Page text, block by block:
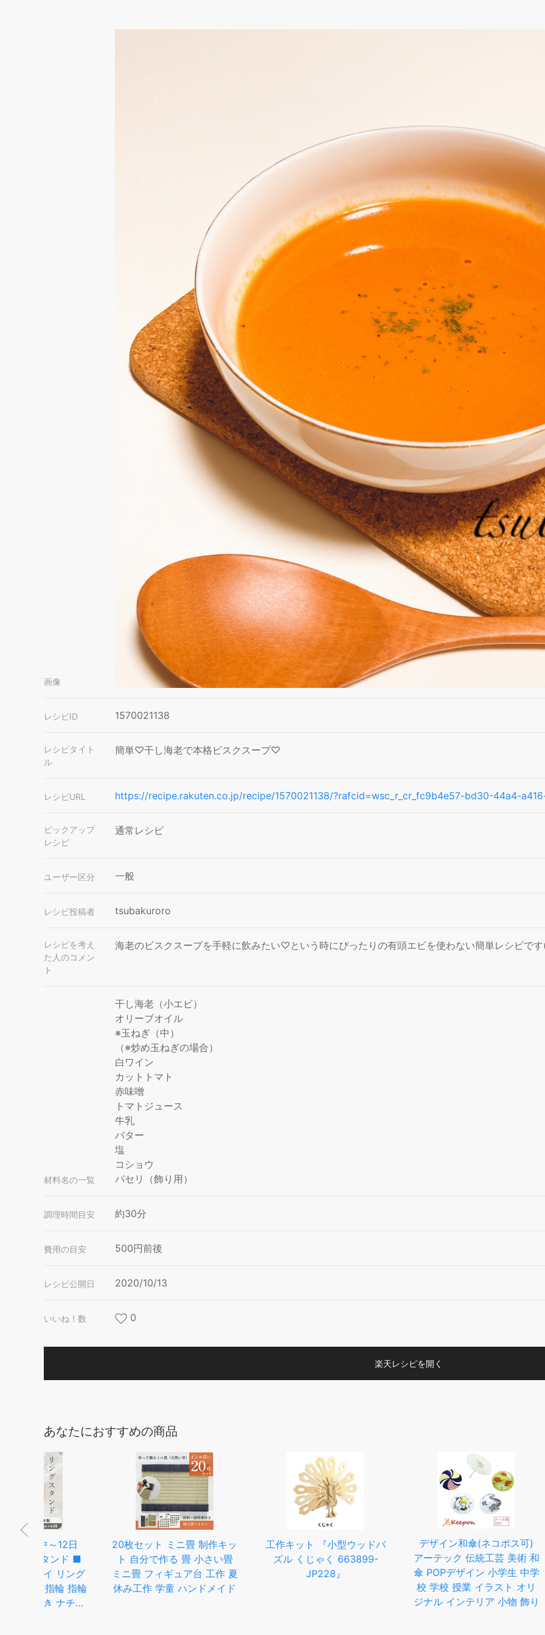
画像
レシピID 1570021138
レシピタイト
ル
簡単♡干し海老で本格ビスクスープ♡
レシピURL https://recipe.rakuten.co.jp/recipe/1570021138/?rafcid=wsc_r_cr_fc9b4e57-bd30-44a4-
ピックアップ
レシピ
通常レシピ
ユーザー区分 一般
レシピ投稿者 tsubakuroro
レシピを考え
た人のコメン
ト
海老のビスクスープを手軽に飲みたい♡という時にぴったりの有頭エビを使わない簡単レシピで
材料名の一覧
干し海老（小エビ）
オリーブオイル
※玉ねぎ（中）
（※炒め玉ねぎの場合）
白ワイン
カットトマト
赤味噌
トマトジュース
牛乳
バター
塩
コショウ
パセリ（飾り用）
調理時間目安 約30分
費用の目安 500円前後
レシピ公開日 2020/10/13
いいね！数 0
楽天レシピを開く
あなたにおすすめの商品
20枚セット ミニ畳 制作キッ
ト 自分で作る 畳 小さい畳
ミニ畳 フィギュア台 工作 夏
休み工作 学童 ハンドメイド
工作キット 『小型ウッドパ
ズル くじゃく 663899-
デザイン和傘(ネコポス可)
アーテック 伝統工芸 美術 和
傘 POPデザイン 小学生 中学
校 学校 授業 イラスト オリ
ジナル インテリア 小物 飾り
【ふるさ
創業 三
NAGOMI
180mm
三徳 高